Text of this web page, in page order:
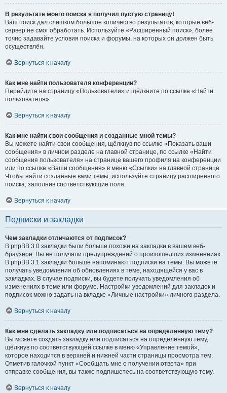
В результате моего поиска я получил пустую страницу!
Ваш поиск дал слишком большое количество результатов, которые веб-
сервер не смог обработать. Используйте «Расширенный поиск», более
точно задавайте условия поиска и форумы, на которых он должен быть
осуществлён.
Вернуться к началу
Как мне найти пользователя конференции?
Перейдите на страницу «Пользователи» и щёлкните по ссылке «Найти
пользователя».
Вернуться к началу
Как мне найти свои сообщения и созданные мной темы?
Вы можете найти свои сообщения, щёлкнув по ссылке «Показать ваши
сообщения» в личном разделе на главной странице, по ссылке «Найти
сообщения пользователя» на странице вашего профиля на конференции
или по ссылке «Ваши сообщения» в меню «Ссылки» на главной странице.
Чтобы найти созданные вами темы, используйте страницу расширенного
поиска, заполнив соответствующие поля.
Вернуться к началу
Подписки и закладки
Чем закладки отличаются от подписок?
В phpBB 3.0 закладки были больше похожи на закладки в вашем веб-
браузере. Вы не получали предупреждений о произошедших изменениях.
В phpBB 3.1 закладки больше напоминают подписки на темы. Вы можете
получать уведомления об обновлениях в теме, находящейся у вас в
закладках. В случае подписки, вы будете получать уведомления об
изменениях в теме или форуме. Настройки уведомлений для закладок и
подписок можно задать на вкладке «Личные настройки» личного раздела.
Вернуться к началу
Как мне сделать закладку или подписаться на определённую тему?
Вы можете создать закладку или подписаться на определённую тему,
щёлкнув по соответствующей ссылке в меню «Управление темой»,
которое находится в верхней и нижней части страницы просмотра тем.
Отметив галочкой пункт «Сообщать мне о получении ответа» при
отправке сообщения, вы также подпишетесь на соответствующую тему.
Вернуться к началу